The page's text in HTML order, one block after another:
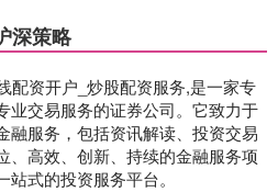
深策略
配资开户_炒股配资服务,是一家专
业交易服务的证券公司。它致力于
融服务，包括资讯解读、投资交易
、高效、创新、持续的金融服务项
式的投资服务平台。